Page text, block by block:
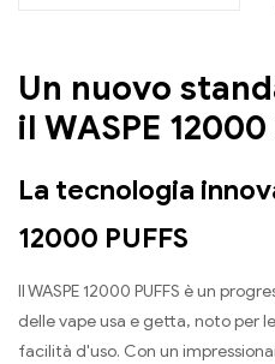
Un nuovo
il WASPE 12000
La tecnologia
12000 PUFFS
Il WASPE 12000 PUFFS è un
delle vape usa e getta, noto per
facilità d'uso. Con un